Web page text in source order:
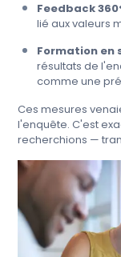
Feedback
lié aux valeurs
Formation en
résultats de
comme une
Ces mesures
l'enquête. C'est
recherchions —